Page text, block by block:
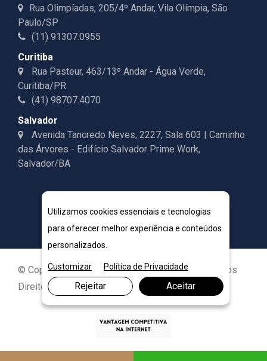
Rua Olimpíadas, 205/4º Andar, Vila Olímpia, São
Paulo/SP
(11) 91307.0955
Curitiba
Rua Pasteur, 463/13º Andar - Água Verde,
Curitiba/PR
(41) 98707.4070
Salvador
Avenida Tancredo Neves, 2227, Sala 603 | Caminho
das Árvores - Edifício Salvador Prime Work,
Salvador/BA
© Copyright 2026. DIVIA Marketing Digital. Todos os
Direitos Reservados
Utilizamos cookies essenciais e tecnologias
para oferecer melhor experiência e conteúdos
personalizados.
Customizar Política de Privacidade
Rejeitar Aceitar